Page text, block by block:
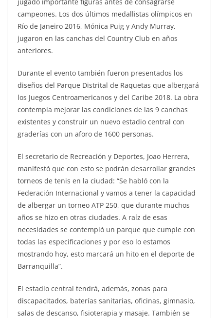
campeones. Los dos últimos medallistas olímpicos en
Río de Janeiro 2016, Mónica Puig y Andy Murray,
jugaron en las canchas del Country Club en años
anteriores.
Durante el evento también fueron presentados los
diseños del Parque Distrital de Raquetas que albergará
los Juegos Centroamericanos y del Caribe 2018. La obra
contempla mejorar las condiciones de las 9 canchas
existentes y construir un nuevo estadio central con
graderías con un aforo de 1600 personas.
El secretario de Recreación y Deportes, Joao Herrera,
manifestó que con esto se podrán desarrollar grandes
torneos de tenis en la ciudad: “Se habló con la
Federación Internacional y vamos a tener la capacidad
de albergar un torneo ATP 250, que durante muchos
años se hizo en otras ciudades. A raíz de esas
necesidades se contempló un parque que cumple con
todas las especificaciones y por eso lo estamos
mostrando hoy, esto marcará un hito en el deporte de
Barranquilla”.
El estadio central tendrá, además, zonas para
discapacitados, baterías sanitarias, oficinas, gimnasio,
salas de descanso, fisioterapia y masaje. También se